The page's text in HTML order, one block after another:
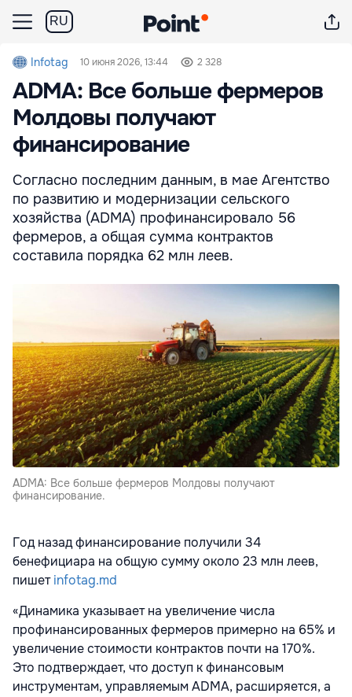
RU
Infotag 10 июня 2026, 13:44 2 328
ADMA: Все больше фермеров
Молдовы получают
финансирование
Согласно последним данным, в мае Агентство
по развитию и модернизации сельского
хозяйства (ADMA) профинансировало 56
фермеров, а общая сумма контрактов
составила порядка 62 млн леев.
ADMA: Все больше фермеров Молдовы получают
финансирование.
Год назад финансирование получили 34
бенефициара на общую сумму около 23 млн леев,
пишетinfotag.md
«Динамика указывает на увеличение числа
профинансированных фермеров примерно на 65% и
увеличение стоимости контрактов почти на 170%.
Это подтверждает, что доступ к финансовым
инструментам, управляемым ADMA, расширяется, а